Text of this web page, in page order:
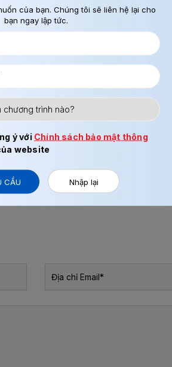
triệu VNĐ. Trường hợp không đóng
Nhật (tương đương 100-140 triệu
của bạn. Chúng tôi sẽ liên hệ lại cho
bạn ngay lập tức.
ý với Chính sách bảo mật thông
website
CẦU Nhập lại